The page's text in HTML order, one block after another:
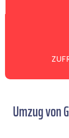
Umzug von